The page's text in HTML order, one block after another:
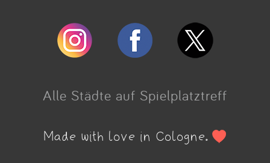
Alle Städte auf Spielplatztreff
Made with love in Cologne.